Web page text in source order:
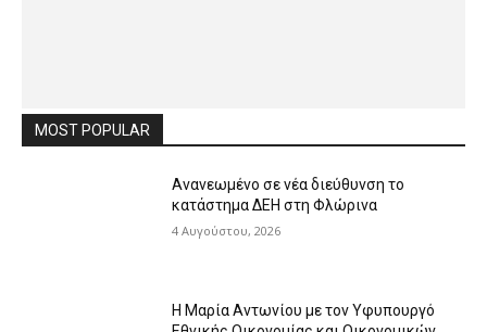
MOST POPULAR
Ανανεωμένο σε νέα διεύθυνση το
κατάστημα ΔΕΗ στη Φλώρινα
4 Αυγούστου, 2026
Η Μαρία Αντωνίου με τον Υφυπουργό